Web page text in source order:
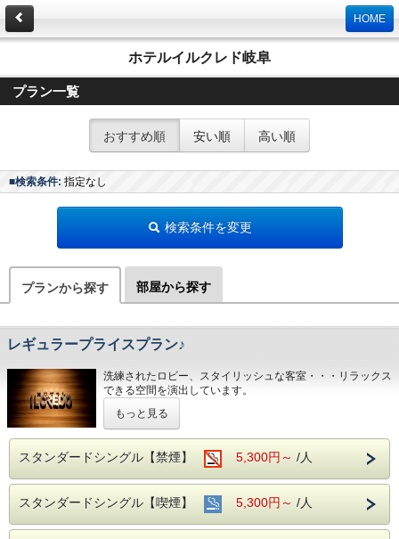
HOME
ホテルイルクレド岐阜
プラン一覧
おすすめ順 安い順 高い順
■検索条件: 指定なし
検索条件を変更
プランから探す 部屋から探す
レギュラープライスプラン♪
洗練されたロビー、スタイリッシュな客室・・・リラックス
できる空間を演出しています。
JR岐阜駅からも名鉄岐阜駅からも徒歩3分で超便利!
をお届けいたします。
【女子旅】などにもおすすめです♪
もっと見る
スタンダードシングル【禁煙】 5,300円～ /人
スタンダードシングル【喫煙】 5,300円～ /人